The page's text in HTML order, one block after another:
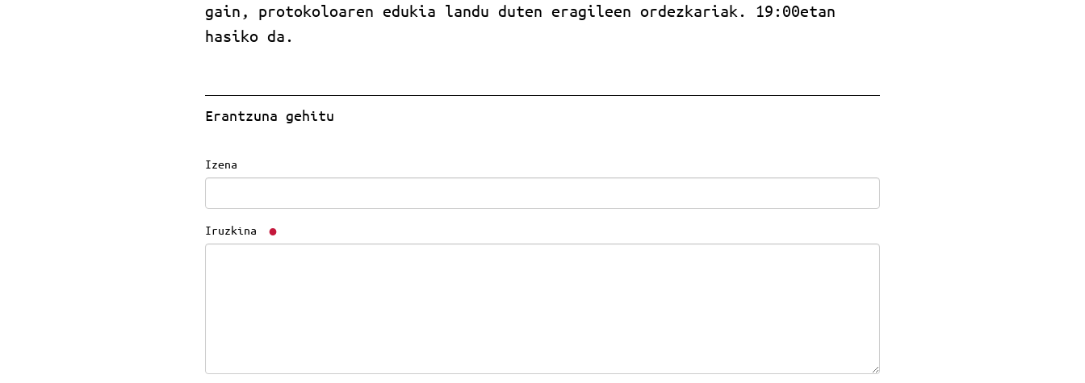
gain, protokoloaren edukia landu duten eragileen ordezkariak. 19:00etan
hasiko da.
Erantzuna gehitu
Izena
Iruzkina